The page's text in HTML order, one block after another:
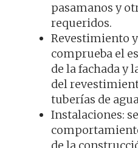
pasamanos y
requeridos.
Revestimiento
comprueba el
de la fachada y
del
tuberías de
Instalaciones: